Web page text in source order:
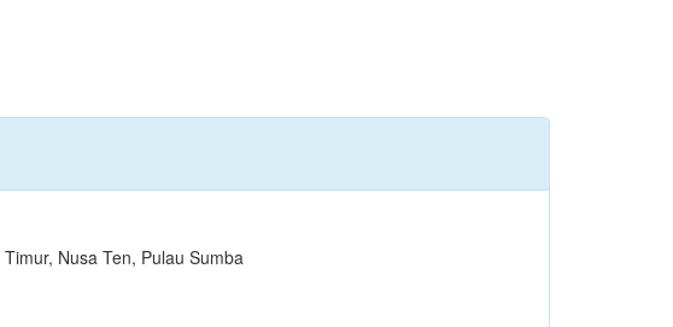
Nusa Ten, Pulau Sumba